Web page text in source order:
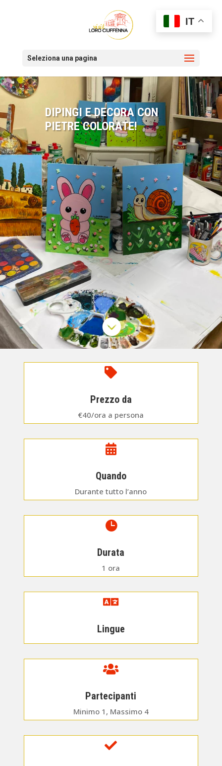
Seleziona una pagina
DIPINGI E DECORA CON
PIETRE COLORATE!


Prezzo da
€40/ora a persona

Quando
Durante tutto l’anno

Durata
1 ora

Lingue

Partecipanti
Minimo 1, Massimo 4

IT